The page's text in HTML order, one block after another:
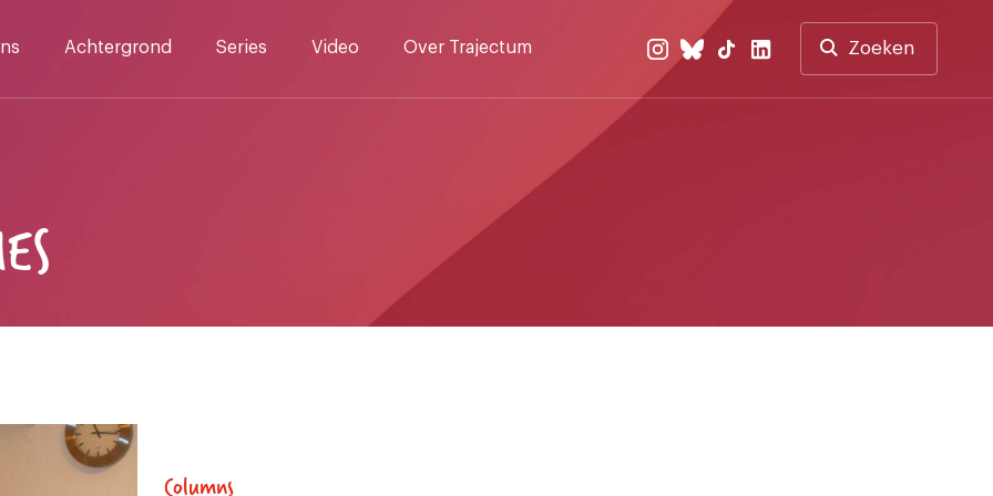
Achtergrond Series Video Over Trajectum Zoeken
Columns